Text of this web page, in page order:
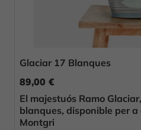
Glaciar 17 Blanques
89,00 €
El majestuós Ramo
blanques, disponible per
Montgri